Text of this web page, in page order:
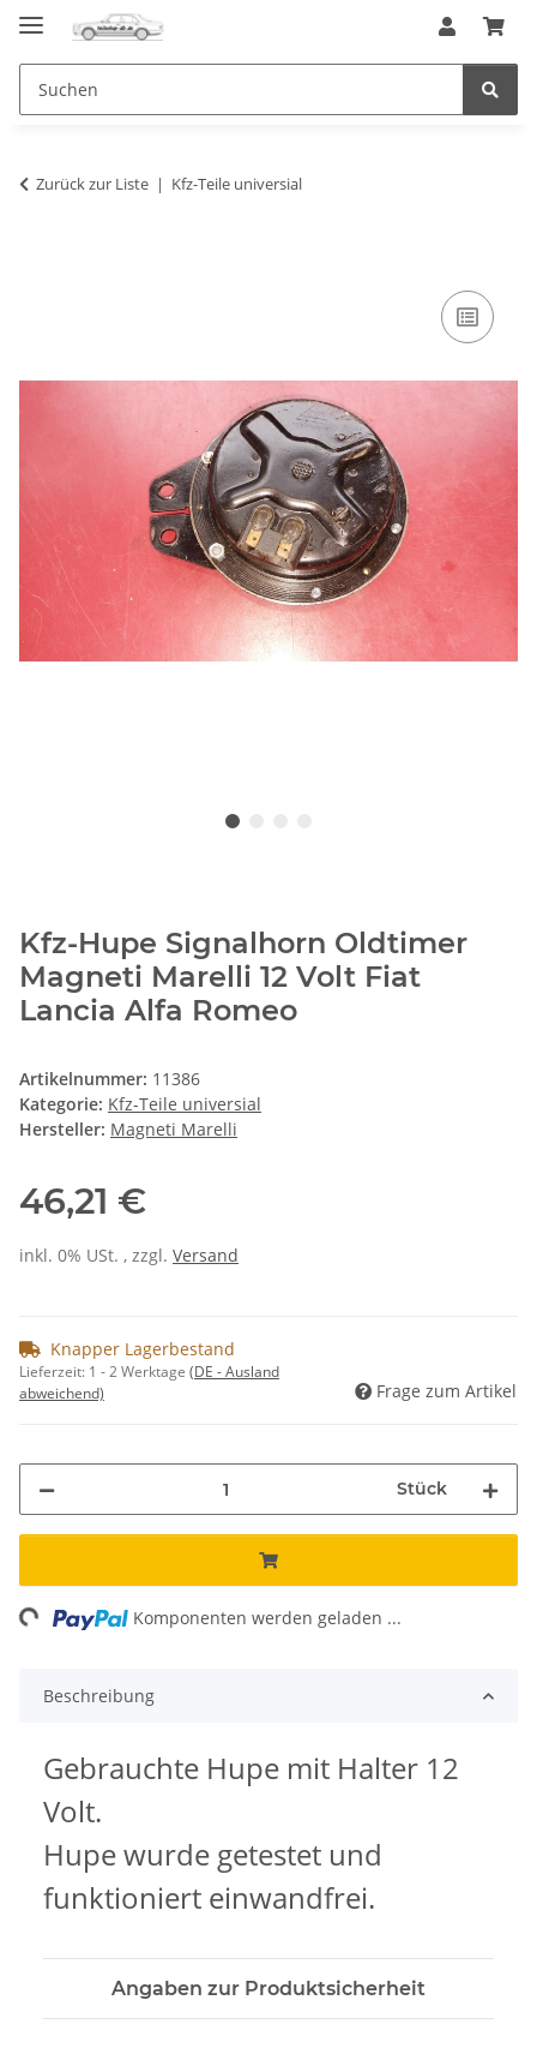
Zurück zur Liste Kfz-Teile universial
Kfz-Hupe Signalhorn Oldtimer
Magneti Marelli 12 Volt Fiat
Lancia Alfa Romeo
Artikelnummer: 11386
Kategorie: Kfz-Teile universial
Hersteller: Magneti Marelli
46,21 €
inkl. 0% USt. , zzgl. Versand
Knapper Lagerbestand
Lieferzeit: 1 - 2 Werktage (DE - Ausland
abweichend)
Frage zum Artikel
Stück
Komponenten werden geladen ...
Beschreibung
Gebrauchte Hupe mit Halter 12
Volt.
Hupe wurde getestet und
funktioniert einwandfrei.
Angaben zur Produktsicherheit